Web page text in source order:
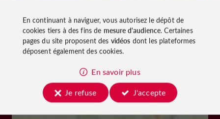
En continuant à naviguer, vous autorisez le dépôt de
cookies tiers à des fins de mesure d'audience. Certaines
pages du site proposent des vidéos dont les plateformes
déposent également des cookies.
En savoir plus
Je refuse
J'accepte